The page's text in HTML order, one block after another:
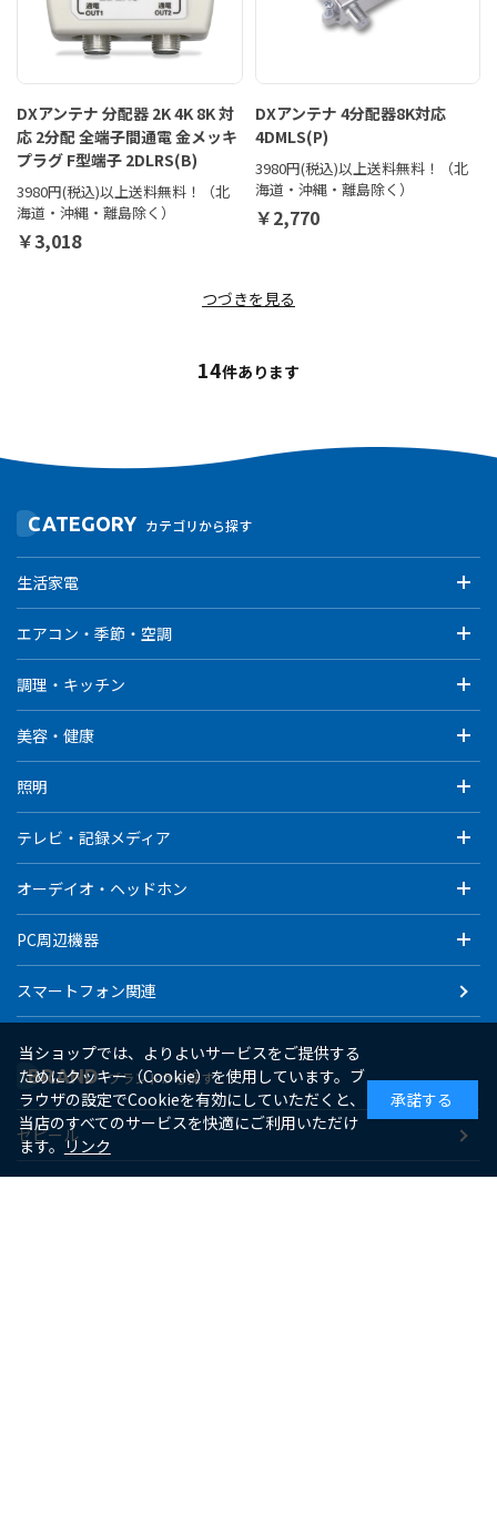
DXアンテナ 分配器 2K 4K 8K 対
応 2分配 全端子間通電 金メッキ
プラグ F型端子 2DLRS(B)
3980円(税込)以上送料無料！（北
海道・沖縄・離島除く）
￥3,018
DXアンテナ 4分配器8K対応
4DMLS(P)
3980円(税込)以上送料無料！（北
海道・沖縄・離島除く）
￥2,770
つづきを見る
14件あります
CATEGORY カテゴリから探す
生活家電
エアコン・季節・空調
調理・キッチン
美容・健康
照明
テレビ・記録メディア
オーデイオ・ヘッドホン
PC周辺機器
スマートフォン関連
BRAND ブランドから探す
ゼピール
当ショップでは、よりよいサービスをご提供する
ためにクッキー（Cookie）を使用しています。ブ
ラウザの設定でCookieを有効にしていただくと、
当店のすべてのサービスを快適にご利用いただけ
ます。 リンク
承諾する